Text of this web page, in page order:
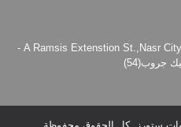
(54) A Ramsis Extenstion St.,Nasr City Opposite Olympic Group -
جروب(54)